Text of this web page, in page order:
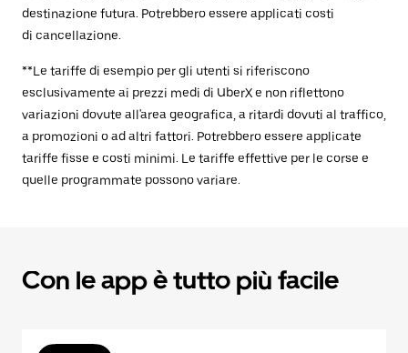
destinazione futura. Potrebbero essere applicati costi
di cancellazione.
**Le tariffe di esempio per gli utenti si riferiscono
esclusivamente ai prezzi medi di UberX e non riflettono
variazioni dovute all'area geografica, a ritardi dovuti al traffico,
a promozioni o ad altri fattori. Potrebbero essere applicate
tariffe fisse e costi minimi. Le tariffe effettive per le corse e
quelle programmate possono variare.
Con le app è tutto più facile